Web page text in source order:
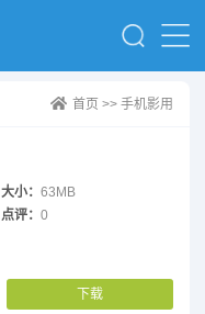
首页 >> 手机影用
大小：63MB
点评：0
下载